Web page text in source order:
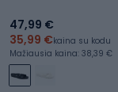
47,99 €
35,99 €kaina su kodu
Mažiausia kaina: 38,39 €